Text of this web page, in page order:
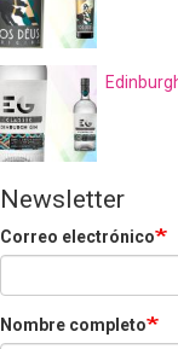
Newsletter
Correo electrónico
Nombre completo